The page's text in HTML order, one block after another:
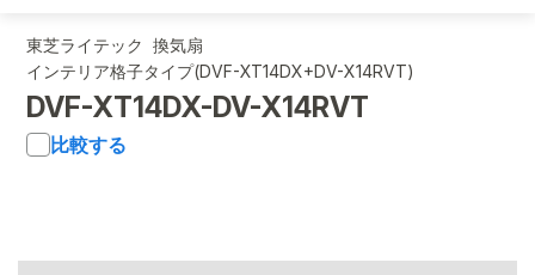
東芝ライテック 換気扇
インテリア格子タイプ(DVF-XT14DX+DV-X14RVT)
DVF-XT14DX-DV-X14RVT
比較する